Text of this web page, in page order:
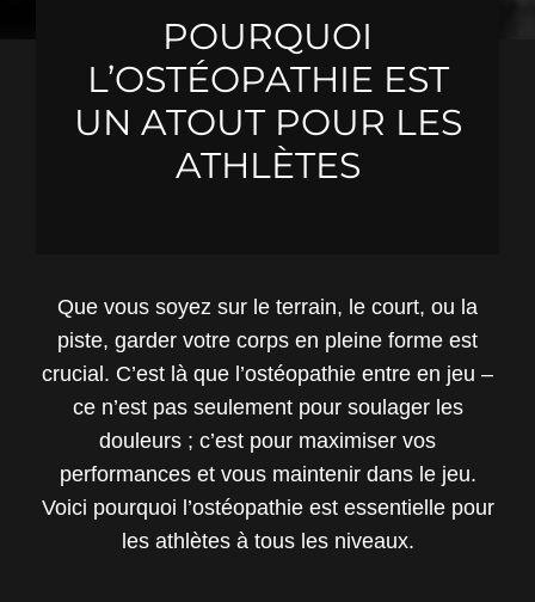
POURQUOI
L’OSTÉOPATHIE EST
UN ATOUT POUR LES
ATHLÈTES
Que vous soyez sur le terrain, le court, ou la
piste, garder votre corps en pleine forme est
crucial. C’est là que l’ostéopathie entre en jeu –
ce n’est pas seulement pour soulager les
douleurs ; c’est pour maximiser vos
performances et vous maintenir dans le jeu.
Voici pourquoi l’ostéopathie est essentielle pour
les athlètes à tous les niveaux.